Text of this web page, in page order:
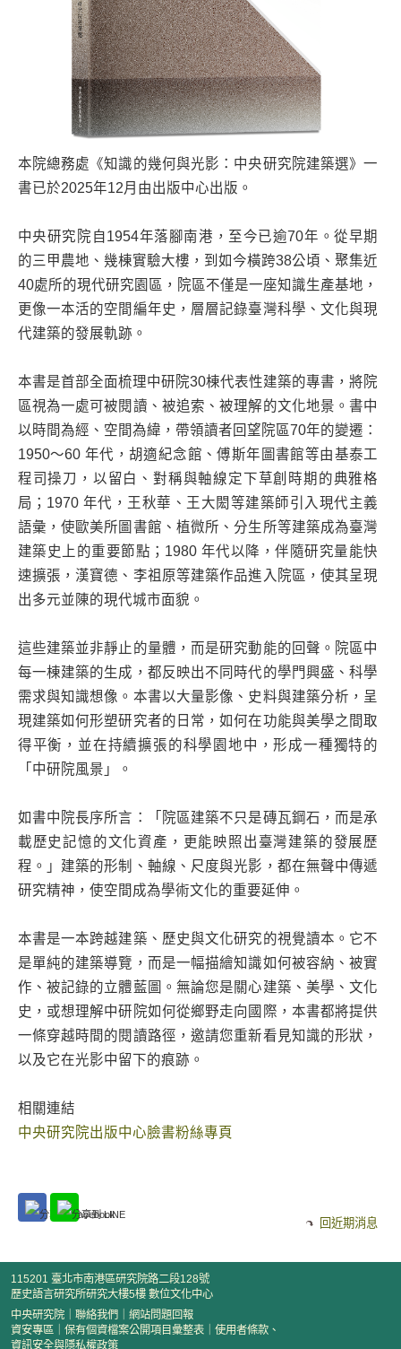
本院總務處《知識的幾何與光影：中央研究院建築選》一
書已於2025年12月由出版中心出版。
中央研究院自1954年落腳南港，至今已逾70年。從早期
的三甲農地、幾棟實驗大樓，到如今橫跨38公頃、聚集近
40處所的現代研究園區，院區不僅是一座知識生產基地，
更像一本活的空間編年史，層層記錄臺灣科學、文化與現
代建築的發展軌跡。
本書是首部全面梳理中研院30棟代表性建築的專書，將院
區視為一處可被閱讀、被追索、被理解的文化地景。書中
以時間為經、空間為緯，帶領讀者回望院區70年的變遷：
1950～60 年代，胡適紀念館、傅斯年圖書館等由基泰工
程司操刀，以留白、對稱與軸線定下草創時期的典雅格
局；1970 年代，王秋華、王大閎等建築師引入現代主義
語彙，使歐美所圖書館、植微所、分生所等建築成為臺灣
建築史上的重要節點；1980 年代以降，伴隨研究量能快
速擴張，漢寶德、李祖原等建築作品進入院區，使其呈現
出多元並陳的現代城市面貌。
這些建築並非靜止的量體，而是研究動能的回聲。院區中
每一棟建築的生成，都反映出不同時代的學門興盛、科學
需求與知識想像。本書以大量影像、史料與建築分析，呈
現建築如何形塑研究者的日常，如何在功能與美學之間取
得平衡，並在持續擴張的科學園地中，形成一種獨特的
「中研院風景」。
如書中院長序所言：「院區建築不只是磚瓦鋼石，而是承
載歷史記憶的文化資產，更能映照出臺灣建築的發展歷
程。」建築的形制、軸線、尺度與光影，都在無聲中傳遞
研究精神，使空間成為學術文化的重要延伸。
本書是一本跨越建築、歷史與文化研究的視覺讀本。它不
是單純的建築導覽，而是一幅描繪知識如何被容納、被實
作、被記錄的立體藍圖。無論您是關心建築、美學、文化
史，或想理解中研院如何從鄉野走向國際，本書都將提供
一條穿越時間的閱讀路徑，邀請您重新看見知識的形狀，
以及它在光影中留下的痕跡。
相關連結
中央研究院出版中心臉書粉絲專頁
回近期消息
115201 臺北市南港區研究院路二段128號
歷史語言研究所研究大樓5樓 數位文化中心
中央研究院
聯絡我們
網站問題回報
資安專區
保有個資檔案公開項目彙整表
使用者條款、
資訊安全與隱私權政策